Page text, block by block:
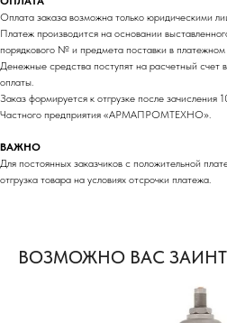
Оплата заказа возможна только юридическими
Платеж производится на основании
порядкового № и предмета поставки в платежном
Денежные средства поступят на расчетный счет
оплаты.
Заказ формируется к отгрузке после зачисления
Частного предприятия «АРМАПРОМТЕХНО».
ВАЖНО
Для постоянных заказчиков с положительной
отгрузка товара на условиях отсрочки платежа.
ВОЗМОЖНО ВАС